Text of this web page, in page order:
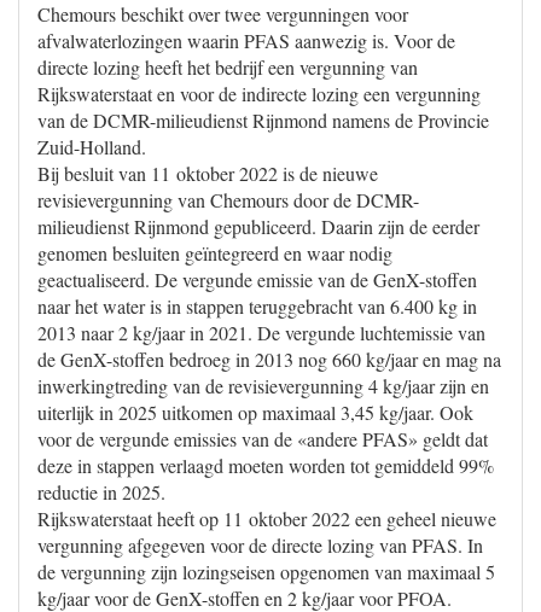
Chemours beschikt over twee vergunningen voor
afvalwaterlozingen waarin PFAS aanwezig is. Voor de
directe lozing heeft het bedrijf een vergunning van
Rijkswaterstaat en voor de indirecte lozing een vergunning
van de DCMR-milieudienst Rijnmond namens de Provincie
Zuid-Holland.
Bij besluit van 11 oktober 2022 is de nieuwe
revisievergunning van Chemours door de DCMR-
milieudienst Rijnmond gepubliceerd. Daarin zijn de eerder
genomen besluiten geïntegreerd en waar nodig
geactualiseerd. De vergunde emissie van de GenX-stoffen
naar het water is in stappen teruggebracht van 6.400 kg in
2013 naar 2 kg/jaar in 2021. De vergunde luchtemissie van
de GenX-stoffen bedroeg in 2013 nog 660 kg/jaar en mag na
inwerkingtreding van de revisievergunning 4 kg/jaar zijn en
uiterlijk in 2025 uitkomen op maximaal 3,45 kg/jaar. Ook
voor de vergunde emissies van de «andere PFAS» geldt dat
deze in stappen verlaagd moeten worden tot gemiddeld 99%
reductie in 2025.
Rijkswaterstaat heeft op 11 oktober 2022 een geheel nieuwe
vergunning afgegeven voor de directe lozing van PFAS. In
de vergunning zijn lozingseisen opgenomen van maximaal 5
kg/jaar voor de GenX-stoffen en 2 kg/jaar voor PFOA.